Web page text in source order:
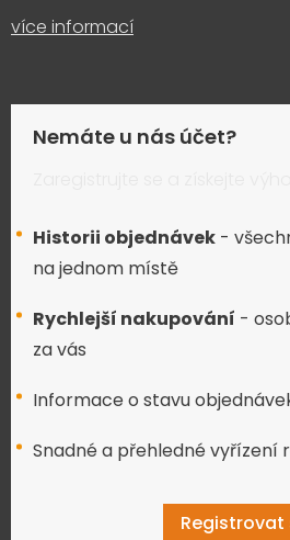
více informací
Nemáte u nás účet?
Historii objednávek -
na jednom místě
Rychlejší nakupování -
za vás
Informace o stavu
Snadné a přehledné vyřízení
Registrovat